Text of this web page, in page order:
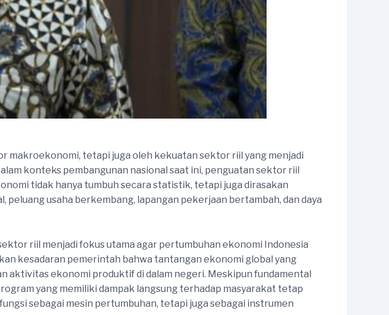
makroekonomi, tetapi juga oleh kekuatan sektor riil yang menjadi
konteks pembangunan nasional saat ini, penguatan sektor riil
tidak hanya tumbuh secara statistik, tetapi juga dirasakan
usaha berkembang, lapangan pekerjaan bertambah, dan daya
riil menjadi fokus utama agar pertumbuhan ekonomi Indonesia
kesadaran pemerintah bahwa tantangan ekonomi global yang
aktivitas ekonomi produktif di dalam negeri. Meskipun fundamental
yang memiliki dampak langsung terhadap masyarakat tetap
sebagai mesin pertumbuhan, tetapi juga sebagai instrumen